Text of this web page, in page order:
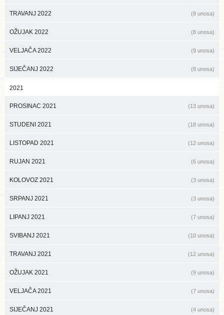
TRAVANJ 2022 (8 unosa)
OŽUJAK 2022 (8 unosa)
VELJAČA 2022 (9 unosa)
SIJEČANJ 2022 (8 unosa)
2021
PROSINAC 2021 (13 unosa)
STUDENI 2021 (18 unosa)
LISTOPAD 2021 (12 unosa)
RUJAN 2021 (6 unosa)
KOLOVOZ 2021 (3 unosa)
SRPANJ 2021 (3 unosa)
LIPANJ 2021 (7 unosa)
SVIBANJ 2021 (10 unosa)
TRAVANJ 2021 (12 unosa)
OŽUJAK 2021 (9 unosa)
VELJAČA 2021 (7 unosa)
SIJEČANJ 2021 (4 unosa)